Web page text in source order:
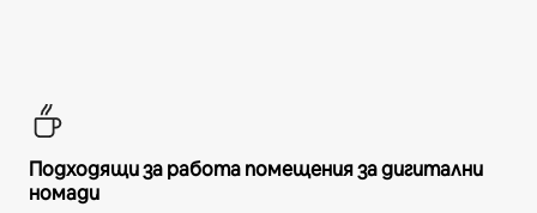
Подходящи за работа помещения за дигитални
номади